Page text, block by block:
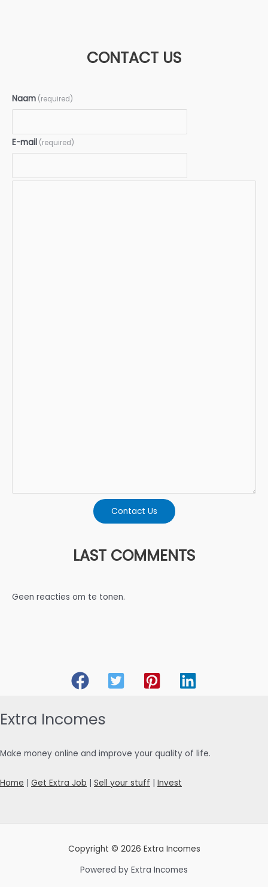
CONTACT US
Naam (required)
E-mail (required)
Contact Us
LAST COMMENTS
Geen reacties om te tonen.
Extra Incomes
Make money online and improve your quality of life.
Home | Get Extra Job | Sell your stuff | Invest
Copyright © 2026 Extra Incomes
Powered by Extra Incomes